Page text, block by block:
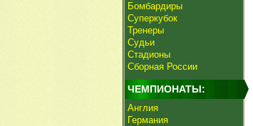
Бомбардиры
Суперкубок
Тренеры
Судьи
Стадионы
Сборная России
ЧЕМПИОНАТЫ:
Англия
Германия